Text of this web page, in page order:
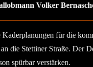
Volker
für die
die Stettiner Straße.
spürbar verstärken.